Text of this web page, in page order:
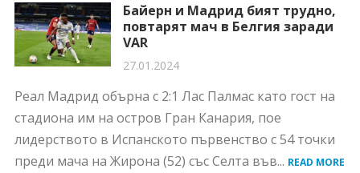
Байерн и Мадрид бият трудно,
повтарят мач в Белгия заради
VAR
27.01.2024
Реал Мадрид обърна с 2:1 Лас Палмас като гост на
стадиона им на остров Гран Канария, пое
лидерството в Испанското първенство с 54 точки
преди мача на Жирона (52) със Селта във... READ MORE